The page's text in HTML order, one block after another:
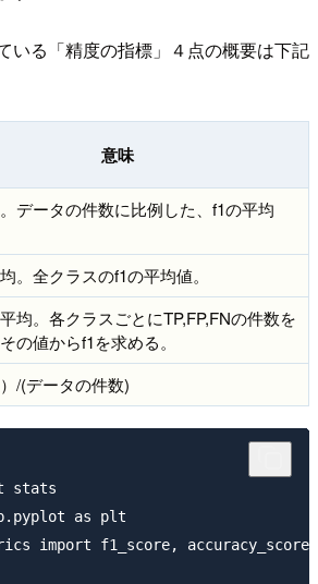
いる「精度の指標」４点の概要は下記
意味
データの件数に比例した、f1の平均
。全クラスのf1の平均値。
均。各クラスごとにTP,FP,FNの件数を
の値からf1を求める。
）/(データの件数)
stats
as plt
import f1_score, accuracy_score